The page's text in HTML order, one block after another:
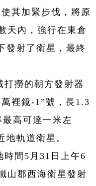
其加緊步伐，將原
天內，強行在東倉
發射了衛星，最終
打撈的朝方發射器
裡鏡-1”號，長1.3
高可達一米左
地軌道衛星。
時間5月31日上午6
山郡西海衛星發射